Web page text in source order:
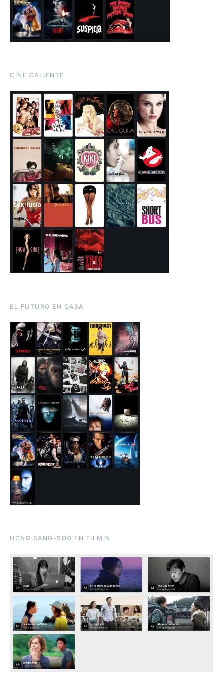
CINE CALIENTE
EL FUTURO EN CASA
HONG SANG-SOO EN FILMIN